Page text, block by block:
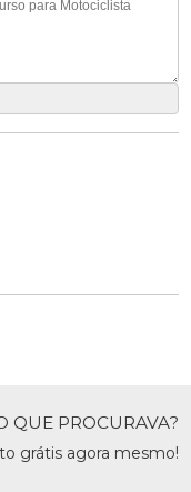
QUE PROCURAVA?
grátis agora mesmo!